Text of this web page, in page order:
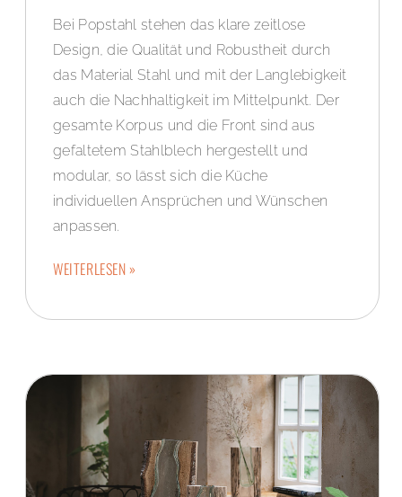
Bei Popstahl stehen das klare zeitlose
Design, die Qualität und Robustheit durch
das Material Stahl und mit der Langlebigkeit
auch die Nachhaltigkeit im Mittelpunkt. Der
gesamte Korpus und die Front sind aus
gefaltetem Stahlblech hergestellt und
modular, so lässt sich die Küche
individuellen Ansprüchen und Wünschen
anpassen.
WEITERLESEN »